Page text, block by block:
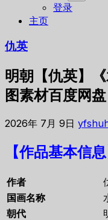
Child
Menu
登录
主页
仇英
明朝【仇英】
图素材百度网盘
2026年 7月 9日
【作品基本信息
作者
国画名称
朝代